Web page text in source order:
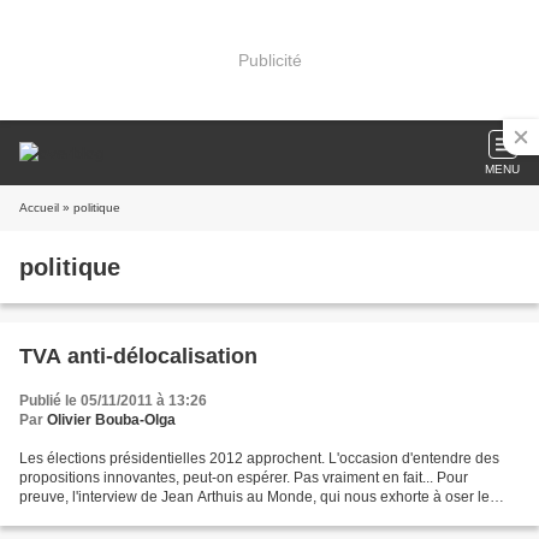
Publicité
MENU
Accueil » politique
politique
TVA anti-délocalisation
Publié le 05/11/2011 à 13:26
Par Olivier Bouba-Olga
Les élections présidentielles 2012 approchent. L'occasion d'entendre des
propositions innovantes, peut-on espérer. Pas vraiment en fait... Pour
preuve, l'interview de Jean Arthuis au Monde, qui nous exhorte à oser le